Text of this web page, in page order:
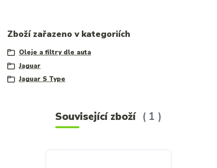
Zboží zařazeno v kategoriích
Oleje a filtry dle auta
Jaguar
Jaguar S Type
Související zboží 1